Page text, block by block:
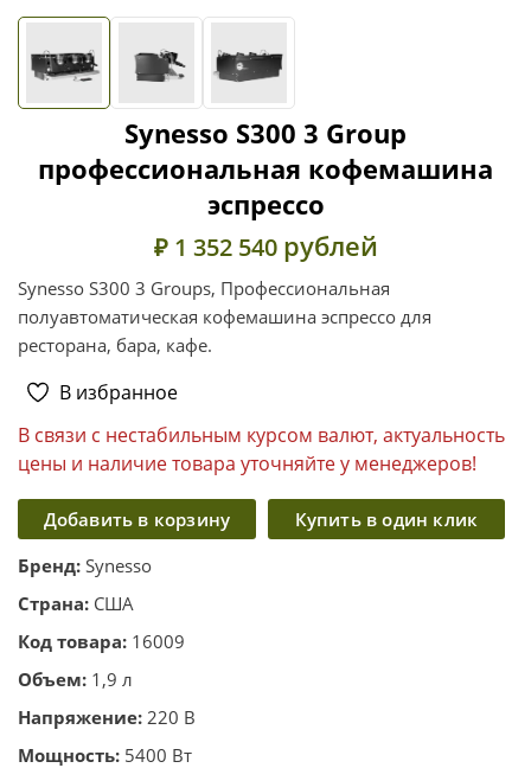
Synesso S300 3 Group
профессиональная кофемашина
эспрессо
₽ 1 352 540 рублей
Synesso S300 3 Groups, Профессиональная
полуавтоматическая кофемашина эспрессо для
ресторана, бара, кафе.
В избранное
В связи с нестабильным курсом валют, актуальность
цены и наличие товара уточняйте у менеджеров!
Добавить в корзину
Купить в один клик
Бренд: Synesso
Страна: США
Код товара: 16009
Объем: 1,9 л
Напряжение: 220 В
Мощность: 5400 Вт